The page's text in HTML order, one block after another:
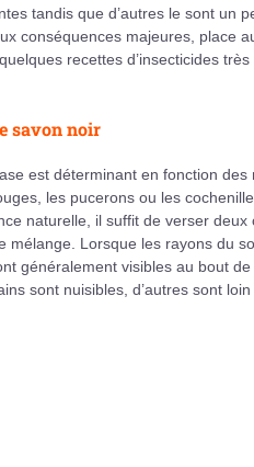
tandis que d’autres le sont un
conséquences majeures, place
recettes d’insecticides
savon noir
est déterminant en fonction des
les pucerons ou les
naturelle, il suffit de verser deux
Lorsque les rayons du
généralement visibles au bout
sont nuisibles, d’autres sont loin